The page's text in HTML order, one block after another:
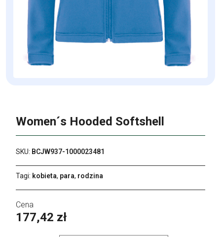
Women´s Hooded Softshell
SKU: BCJW937-1000023481
Tagi: kobieta, para, rodzina
177,42 zł